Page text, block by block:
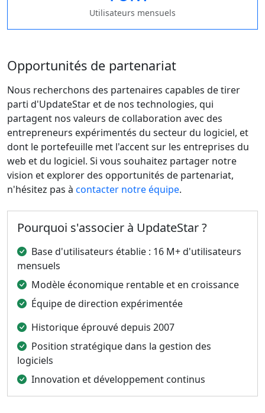
Utilisateurs mensuels
Opportunités de partenariat
Nous recherchons des partenaires capables de tirer
parti d'UpdateStar et de nos technologies, qui
partagent nos valeurs de collaboration avec des
entrepreneurs expérimentés du secteur du logiciel, et
dont le portefeuille met l'accent sur les entreprises du
web et du logiciel. Si vous souhaitez partager notre
vision et explorer des opportunités de partenariat,
n'hésitez pas à contacter notre équipe.
Pourquoi s'associer à UpdateStar ?
Base d'utilisateurs établie : 16 M+ d'utilisateurs
mensuels
Modèle économique rentable et en croissance
Équipe de direction expérimentée
Historique éprouvé depuis 2007
Position stratégique dans la gestion des
logiciels
Innovation et développement continus